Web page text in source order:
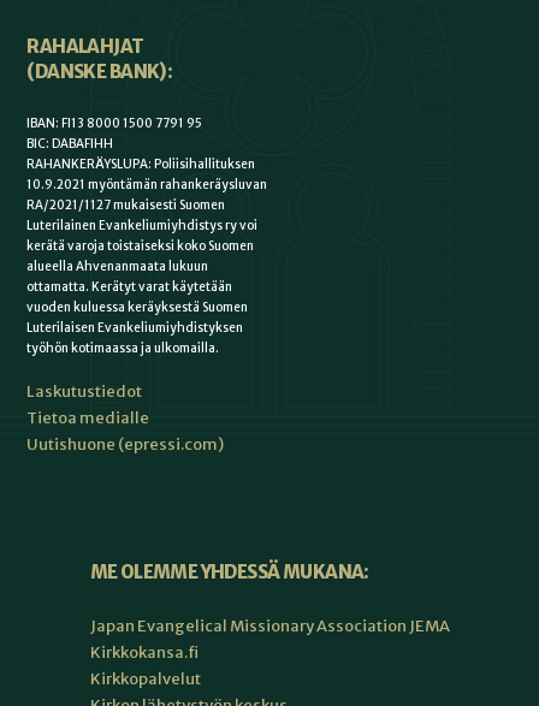
RAHALAHJAT
(DANSKE BANK):
IBAN: FI13 8000 1500 7791 95
BIC: DABAFIHH
RAHANKERÄYSLUPA: Poliisihallituksen
10.9.2021 myöntämän rahankeräysluvan
RA/2021/1127 mukaisesti Suomen
Luterilainen Evankeliumiyhdistys ry voi
kerätä varoja toistaiseksi koko Suomen
alueella Ahvenanmaata lukuun
ottamatta. Kerätyt varat käytetään
vuoden kuluessa keräyksestä Suomen
Luterilaisen Evankeliumiyhdistyksen
työhön kotimaassa ja ulkomailla.
Laskutustiedot
Tietoa medialle
Uutishuone (epressi.com)
ME OLEMME YHDESSÄ MUKANA:
Japan Evangelical Missionary Association JEMA
Kirkkokansa.fi
Kirkkopalvelut